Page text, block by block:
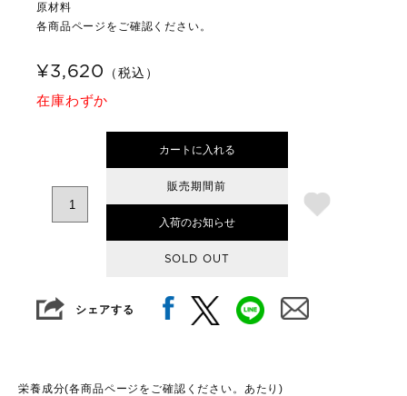
原材料
各商品ページをご確認ください。
¥3,620 （税込）
在庫わずか
カートに入れる
販売期間前
入荷のお知らせ
SOLD OUT
シェアする
栄養成分(各商品ページをご確認ください。あたり)